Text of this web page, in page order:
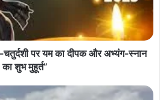
पर यम का दीपक और अभ्यंग-स्नान
का शुभ मुहूर्त”